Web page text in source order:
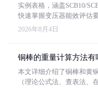
实例表格，涵盖SCB10/
快速掌握变压器能效评估要
2026年8月4日
铜棒的重量计算方法有
本文详细介绍了铜棒和黄
（理论公式法、查表法、